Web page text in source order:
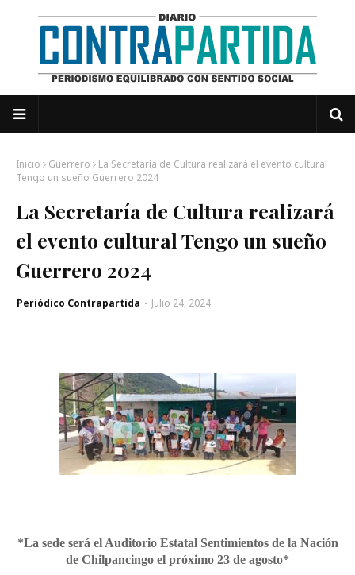
Inicio Guerrero
La Secretaría de Cultura realizará el evento cultural
Tengo un sueño Guerrero 2024
La Secretaría de Cultura realizará
el evento cultural Tengo un sueño
Guerrero 2024
Periódico Contrapartida - Julio 24, 2024
*La sede será el Auditorio Estatal Sentimientos de la Nación
de Chilpancingo el próximo 23 de agosto*